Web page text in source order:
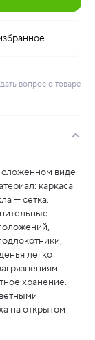
вопрос о товаре
виде
каркаса
— сетка.
легко
хранение.
на открытом